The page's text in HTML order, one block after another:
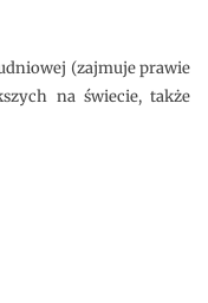
(zajmuje prawie
na świecie, także